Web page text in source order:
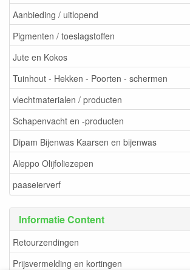
Aanbieding / uitlopend
Pigmenten / toeslagstoffen
Jute en Kokos
Tuinhout - Hekken - Poorten - schermen
vlechtmaterialen / producten
Schapenvacht en -producten
Dipam Bijenwas Kaarsen en bijenwas
Aleppo Olijfoliezepen
paaseierverf
Informatie Content
Retourzendingen
Prijsvermelding en kortingen